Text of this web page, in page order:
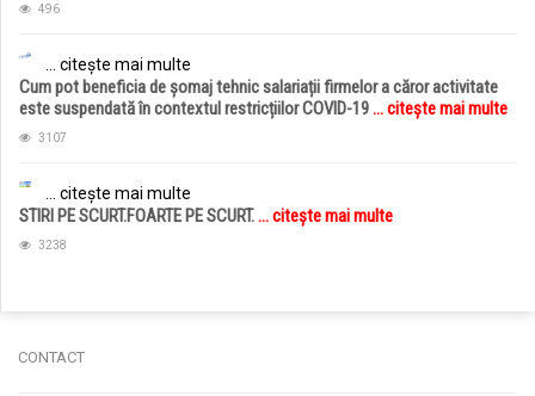
496
... citește mai multe
Cum pot beneficia de șomaj tehnic salariații firmelor a căror activitate
este suspendată în contextul restricțiilor COVID-19... citește mai multe
3107
... citește mai multe
STIRI PE SCURT.FOARTE PE SCURT.... citește mai multe
3238
CONTACT